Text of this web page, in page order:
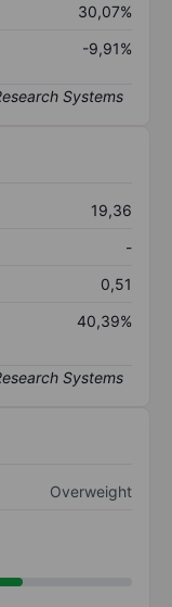
30,07%
-9,91%
19,36
-
0,51
40,39%
Overweight